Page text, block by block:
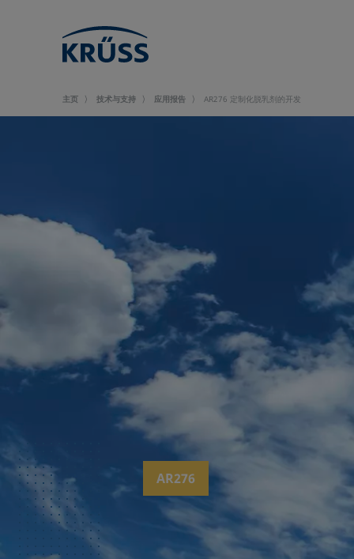
主页 技术与支持 应用报告 AR276 定制化脱乳剂的开发
AR276